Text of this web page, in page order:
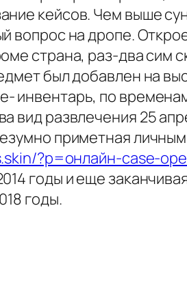
кейсов. Чем выше
вопрос на дропе.
страна, раз-два сим
был добавлен на
инвентарь, по
вид развлечения 25
приметная
?p=онлайн-case-
годы и еще
годы.